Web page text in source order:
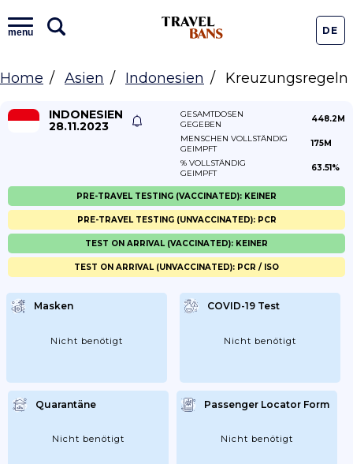
menu DE
Home Asien Indonesien Kreuzungsregeln
INDONESIEN
28.11.2023
GESAMTDOSEN
GEGEBEN
448.2M
MENSCHEN VOLLSTÄNDIG
GEIMPFT
175M
% VOLLSTÄNDIG
GEIMPFT
63.51%
Masken
Nicht benötigt
COVID-19 Test
Nicht benötigt
Quarantäne
Nicht benötigt
Passenger Locator Form
Nicht benötigt
PRE-TRAVEL TESTING (VACCINATED): KEINER
PRE-TRAVEL TESTING (UNVACCINATED): PCR
TEST ON ARRIVAL (VACCINATED): KEINER
TEST ON ARRIVAL (UNVACCINATED): PCR / ISO